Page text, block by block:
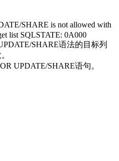
SHARE is not allowed with
list SQLSTATE: 0A000
SHARE语法的目标列
UPDATE/SHARE语句。